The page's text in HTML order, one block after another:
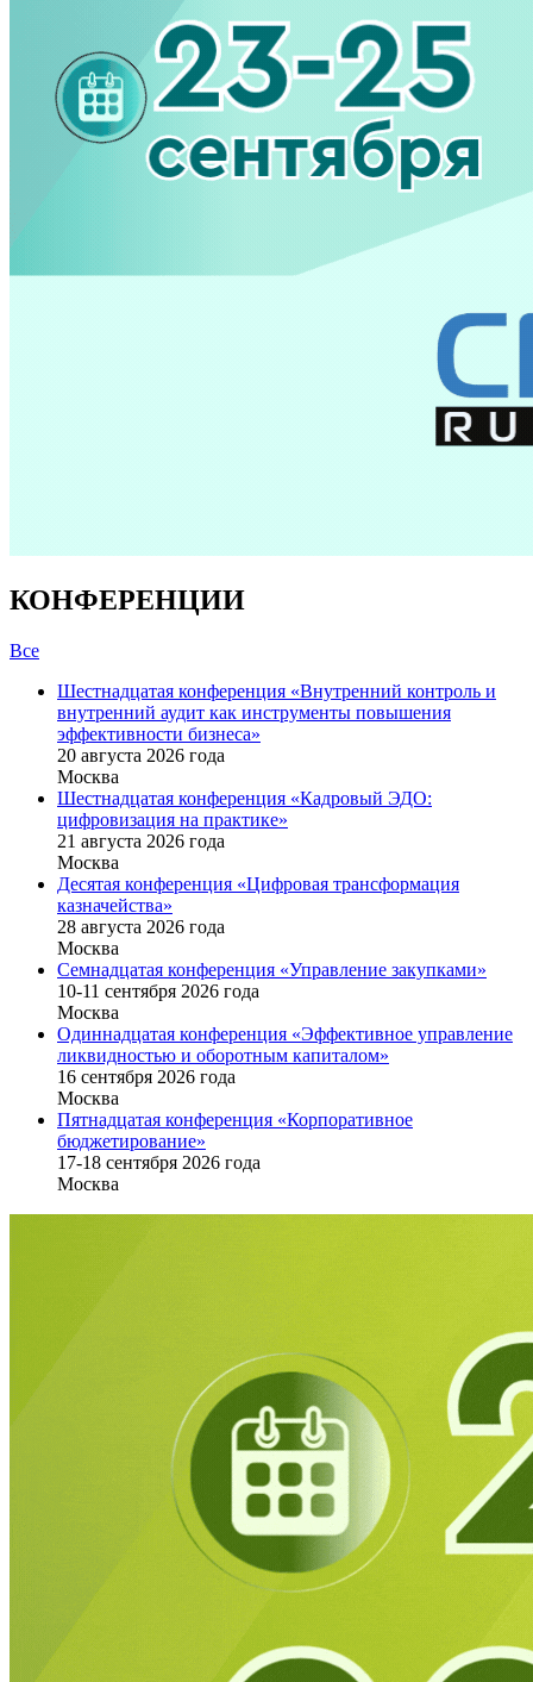
КОНФЕРЕНЦИИ
Все
Шестнадцатая конференция «Внутренний контроль и
внутренний аудит как инструменты повышения
эффективности бизнеса»
20 августа 2026 года
Москва
Шестнадцатая конференция «Кадровый ЭДО:
цифровизация на практике»
21 августа 2026 года
Москва
Десятая конференция «Цифровая трансформация
казначейства»
28 августа 2026 года
Москва
Семнадцатая конференция «Управление закупками»
10-11 сентября 2026 года
Москва
Одиннадцатая конференция «Эффективное управление
ликвидностью и оборотным капиталом»
16 cентября 2026 года
Москва
Пятнадцатая конференция «Корпоративное
бюджетирование»
17-18 сентября 2026 года
Москва